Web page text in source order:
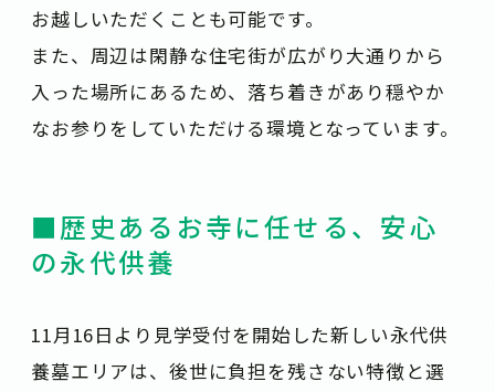
お越しいただくことも可能です。
また、周辺は閑静な住宅街が広がり大通りから
入った場所にあるため、落ち着きがあり穏やか
なお参りをしていただける環境となっています。
■歴史あるお寺に任せる、安心
の永代供養
11月16日より見学受付を開始した新しい永代供
養墓エリアは、後世に負担を残さない特徴と選